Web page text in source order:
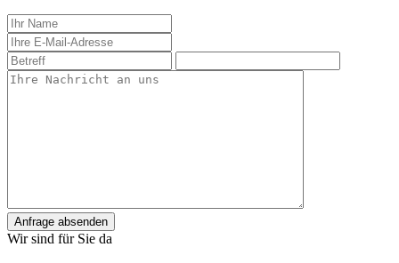
Anfrage absenden
Wir sind für Sie da